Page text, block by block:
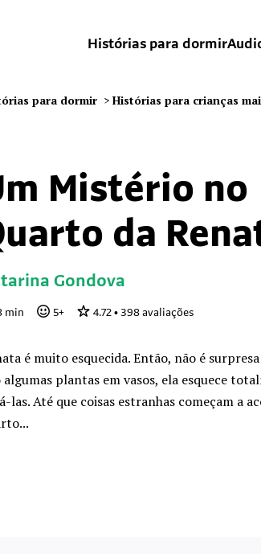
Histórias para dormir
para dormir > Histórias para crianças
Mistério no
da
Gondova
min 5+ 4.72 • 398 avaliações
é muito esquecida. Então, não é
algumas plantas em vasos, ela esquece
las. Até que coisas estranhas começam a